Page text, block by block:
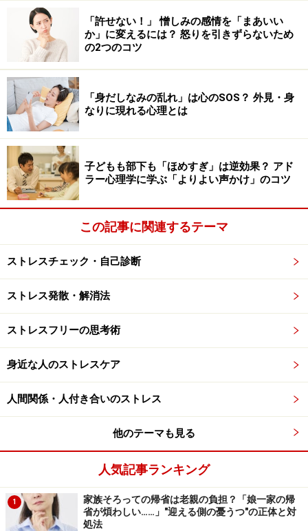
観的・多角的に見られなくなり、偏見や差別につながる
こともあります。
たとえば、「○○出身の人って、みんなダサい」「○○卒業
の人って、みんなレベルが低い」といったネガティブな
ナイーブ・セオリーは、噂話の定番です。こうした根拠
のあいまいな話を信じることで、人間の個としての特性
や多様性を見ず、先入観だけで人を判断してしまうこと
があります。
ダイバーシティが進む現代では、人種も性別も障害も超
えてさまざまな特性をもつ人と協働していく機会が増え
「みんな○○している」というナイーブ・セオリーに流さ
れて判断していると、重大な対人トラブルや人権問題に
発展しかねいないため、要注意なのです。
ぜひ日頃から、根拠のあいまいなナイーブ・セオリーに
※記事内容は執筆時点のものです。最新の内容をご確認くださ
い。
切な医療機関での受診をおすすめいたします。記事内容は執筆者
かなる損害についても、当社、各ガイド、その他当社と契約した
情報提供者は一切の責任を負いかねます。
免責事項
「許せない！」 憎しみの感情を「まあいい
か」に変えるには？ 怒りを引きずらないため
の2つのコツ
「身だしなみの乱れ」は心のSOS？ 外見・身
なりに現れる心理とは
子どもも部下も「ほめすぎ」は逆効果？ アド
ラー心理学に学ぶ「よりよい声かけ」のコツ
この記事に関連するテーマ
ストレスチェック・自己診断
ストレス発散・解消法
ストレスフリーの思考術
身近な人のストレスケア
人間関係・人付き合いのストレス
他のテーマも見る
人気記事ランキング
1
家族そろっての帰省は老親の負担？「娘一家の帰
省が煩わしい……」"迎える側の憂うつ"の正体と対
処法